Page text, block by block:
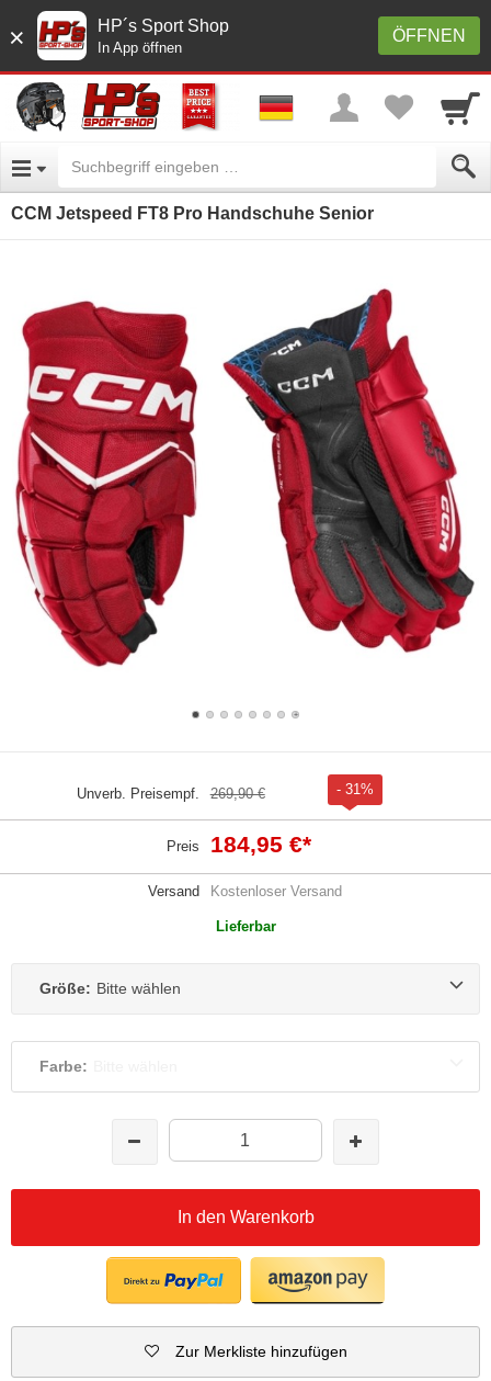
× ÖFFNEN
HP´s Sport Shop
In App öffnen
CCM Jetspeed FT8 Pro Handschuhe Senior
Unverb. Preisempf. 269,90 € - 31%
Preis 184,95 €*
Versand Kostenloser Versand
Lieferbar
Größe: Bitte wählen
Farbe:
In den Warenkorb
Zur Merkliste hinzufügen